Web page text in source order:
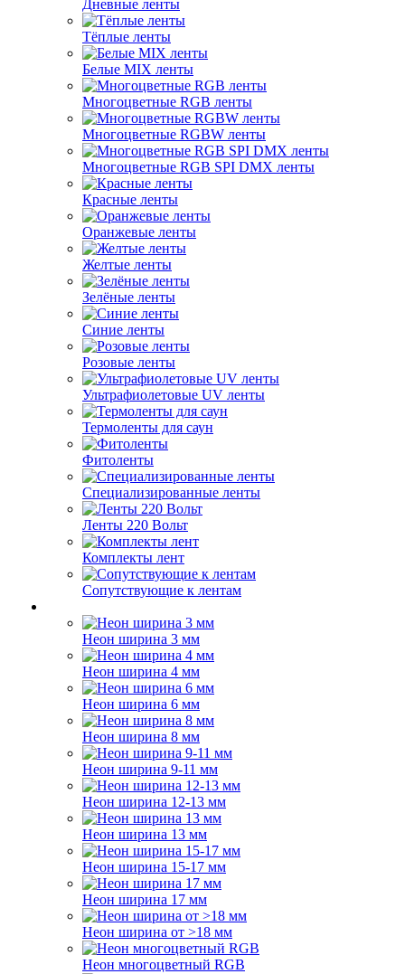
Дневные ленты
Тёплые ленты
Белые MIX ленты
Многоцветные RGB ленты
Многоцветные RGBW ленты
Многоцветные RGB SPI DMX ленты
Красные ленты
Оранжевые ленты
Желтые ленты
Зелёные ленты
Синие ленты
Розовые ленты
Ультрафиолетовые UV ленты
Термоленты для саун
Фитоленты
Специализированные ленты
Ленты 220 Вольт
Комплекты лент
Сопутствующие к лентам
Неон ширина 3 мм
Неон ширина 4 мм
Неон ширина 6 мм
Неон ширина 8 мм
Неон ширина 9-11 мм
Неон ширина 12-13 мм
Неон ширина 13 мм
Неон ширина 15-17 мм
Неон ширина 17 мм
Неон ширина от >18 мм
Неон многоцветный RGB